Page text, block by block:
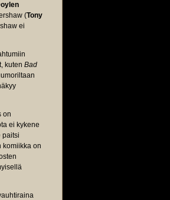
(Tony
ei
kuten Bad
on
ei kykene
paitsi
komiikka on